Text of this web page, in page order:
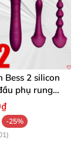
Bess 2 silicon
phụ rung
-25%